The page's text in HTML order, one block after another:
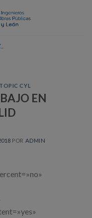
CYL
EN
POR ADMIN